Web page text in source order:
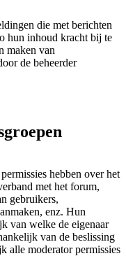
die met berichten
hun inhoud kracht bij te
maken van
de beheerder
hebben over het
met het forum,
gebruikers,
enz. Hun
van welke de eigenaar
van de beslissing
alle moderator permissies